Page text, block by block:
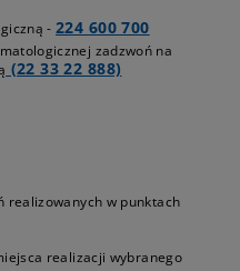
-224 600 700
zadzwoń na
(22 33 22 888)
realizowanych w punktach
realizacji wybranego